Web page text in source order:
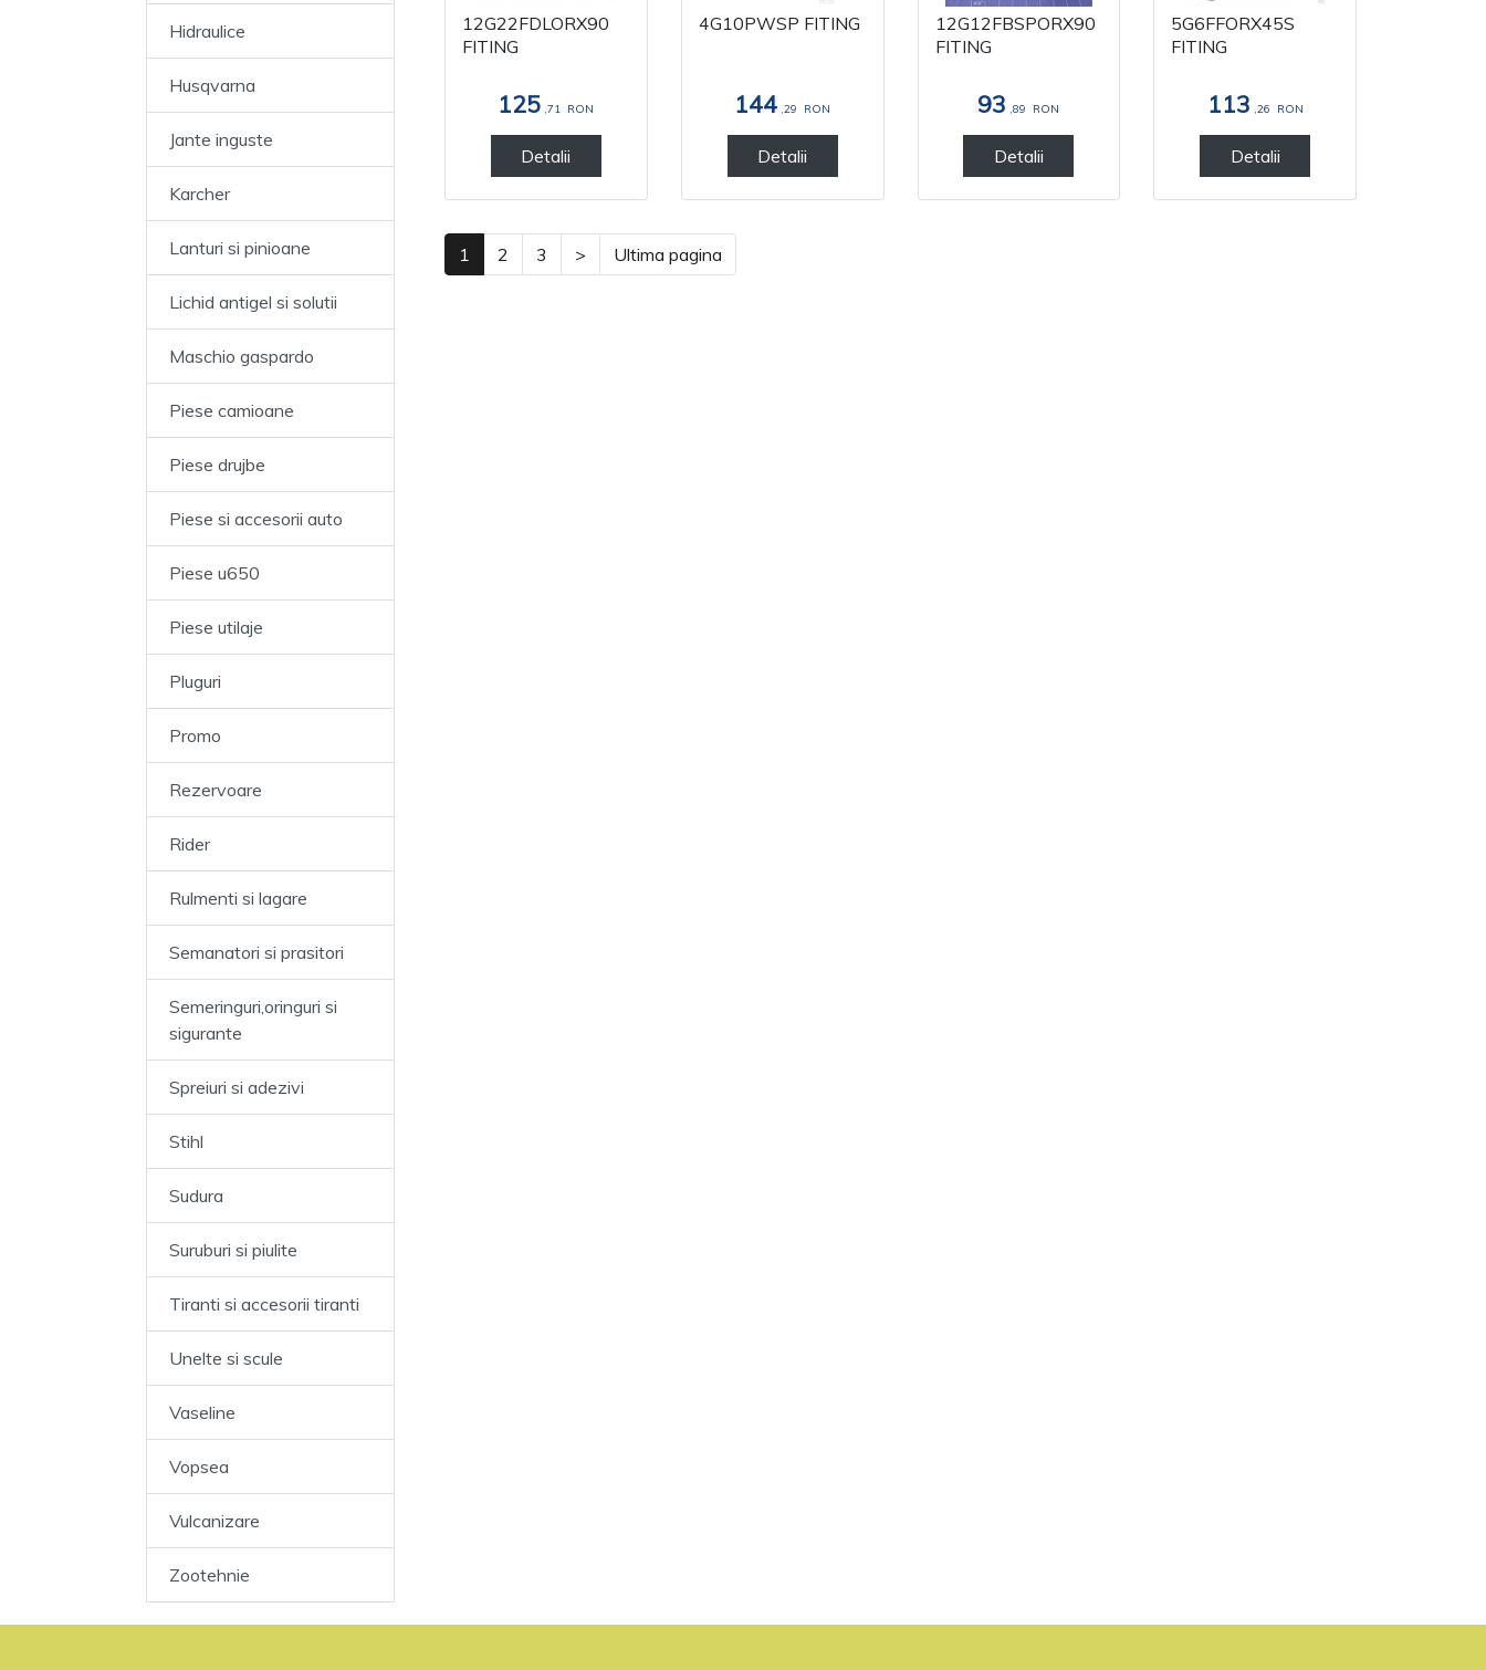
Hidraulice
Husqvarna
Jante inguste
Karcher
Lanturi si pinioane
Lichid antigel si solutii
Maschio gaspardo
Piese camioane
Piese drujbe
Piese si accesorii auto
Piese u650
Piese utilaje
Pluguri
Promo
Rezervoare
Rider
Rulmenti si lagare
Semanatori si prasitori
Semeringuri,oringuri si
sigurante
Spreiuri si adezivi
Stihl
Sudura
Suruburi si piulite
Tiranti si accesorii tiranti
Unelte si scule
Vaseline
Vopsea
Vulcanizare
Zootehnie
12G22FDLORX90
FITING
125 ,71 RON
Detalii
4G10PWSP FITING
144 ,29 RON
Detalii
12G12FBSPORX90
FITING
93 ,89 RON
Detalii
5G6FFORX45S
FITING
113 ,26 RON
Detalii
1 (current)
2 3 > Ultima pagina